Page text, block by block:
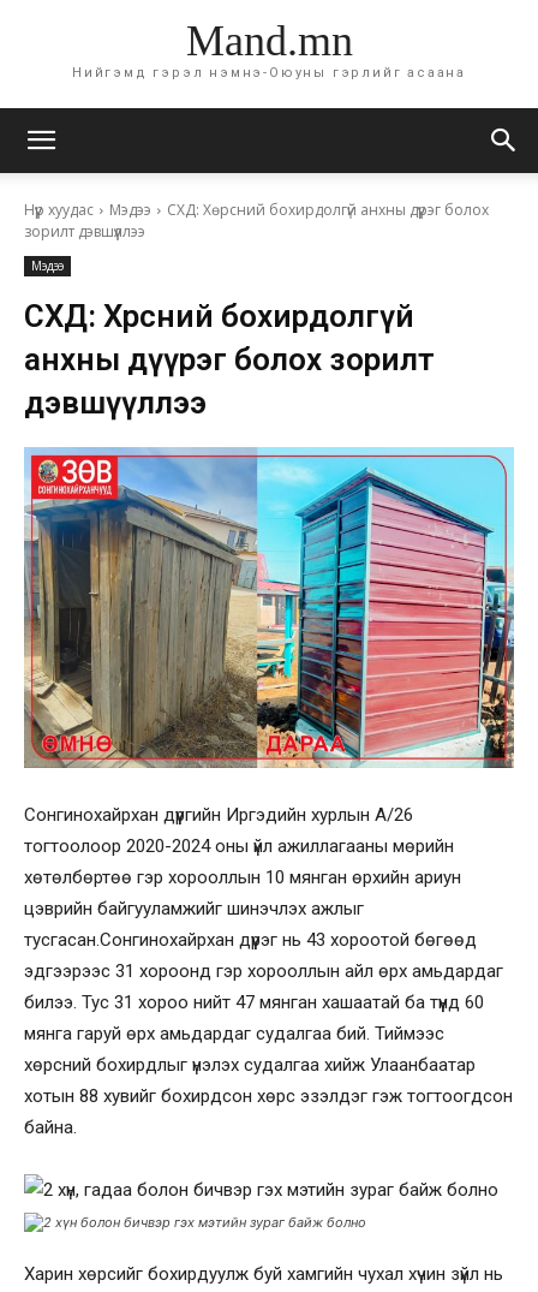
Mand.mn
Нийгэмд гэрэл нэмнэ-Оюуны гэрлийг асаана
Нүүр хуудас Мэдээ
СХД: Хөрсний бохирдолгүй анхны дүүрэг болох
зорилт дэвшүүллээ
Мэдээ
СХД: Хөрсний бохирдолгүй
анхны дүүрэг болох зорилт
дэвшүүллээ
Сонгинохайрхан дүүргийн Иргэдийн хурлын А/26
тогтоолоор 2020-2024 оны үйл ажиллагааны мөрийн
хөтөлбөртөө гэр хорооллын 10 мянган өрхийн ариун
цэврийн байгууламжийг шинэчлэх ажлыг
тусгасан.Сонгинохайрхан дүүрэг нь 43 хороотой бөгөөд
эдгээрээс 31 хороонд гэр хорооллын айл өрх амьдардаг
билээ. Тус 31 хороо нийт 47 мянган хашаатай ба түүнд 60
мянга гаруй өрх амьдардаг судалгаа бий. Тиймээс
хөрсний бохирдлыг үнэлэх судалгаа хийж Улаанбаатар
хотын 88 хувийг бохирдсон хөрс эзэлдэг гэж тогтоогдсон
байна.
Харин хөрсийг бохирдуулж буй хамгийн чухал хүчин зүйл нь